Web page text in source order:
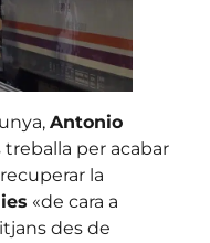
Antonio
per acabar
la
«de cara a
des de